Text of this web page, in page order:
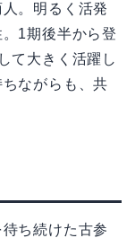
。明るく活発
1期後半から登
て大きく活躍し
ながらも、共
ち続けた古参